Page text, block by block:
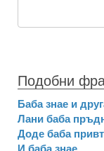
Подобни
Баба знае и
Лани баба
Доде баба
И баба знае